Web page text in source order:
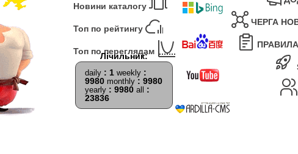
Новини каталогу
Топ по рейтингу
Топ по переглядам
daily : 1 weekly :
9980 monthly : 9980
yearly : 9980 all
:
23836
ЧЕРГА